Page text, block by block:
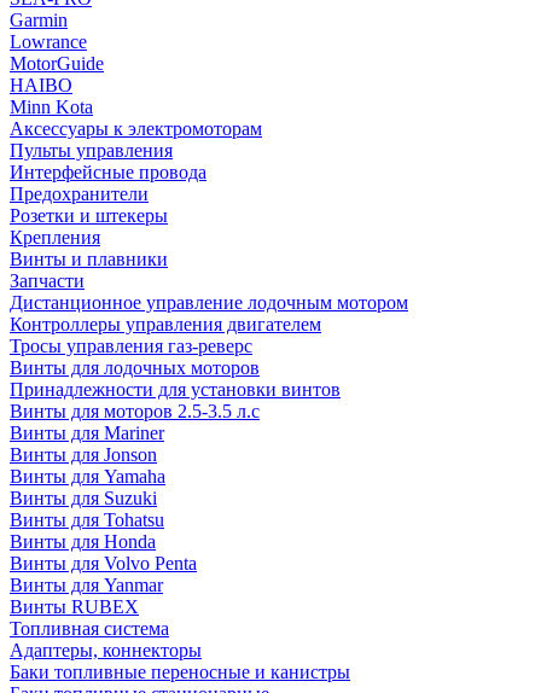
Garmin
Lowrance
MotorGuide
HAIBO
Minn Kota
Аксессуары к электромоторам
Пульты управления
Интерфейсные провода
Предохранители
Розетки и штекеры
Крепления
Винты и плавники
Запчасти
Дистанционное управление лодочным мотором
Контроллеры управления двигателем
Тросы управления газ-реверс
Винты для лодочных моторов
Принадлежности для установки винтов
Винты для моторов 2.5-3.5 л.с
Винты для Mariner
Винты для Jonson
Винты для Yamaha
Винты для Suzuki
Винты для Tohatsu
Винты для Honda
Винты для Volvo Penta
Винты для Yanmar
Винты RUBEX
Топливная система
Адаптеры, коннекторы
Баки топливные переносные и канистры